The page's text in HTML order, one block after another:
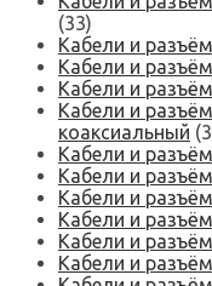
(33)
Кабели и
Кабели и
Кабели и
Кабели и
коаксиальный
Кабели и
Кабели и
Кабели и
Кабели и
Кабели и
Кабели и